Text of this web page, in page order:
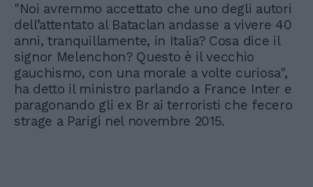
"Noi avremmo accettato che uno degli autori
dell’attentato al Bataclan andasse a vivere 40
anni, tranquillamente, in Italia? Cosa dice il
signor Melenchon? Questo è il vecchio
gauchismo, con una morale a volte curiosa",
ha detto il ministro parlando a France Inter e
paragonando gli ex Br ai terroristi che fecero
strage a Parigi nel novembre 2015.